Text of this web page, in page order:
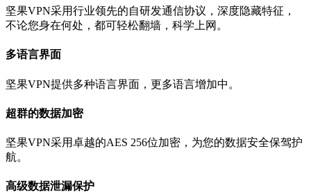
坚果VPN采用行业领先的自研发通信协议，深度隐藏特征，
不论您身在何处，都可轻松翻墙，科学上网。
多语言界面
坚果VPN提供多种语言界面，更多语言增加中。
超群的数据加密
坚果VPN采用卓越的AES 256位加密，为您的数据安全保驾护
航。
高级数据泄漏保护